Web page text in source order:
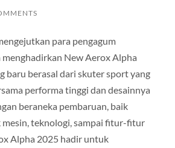
para pengagum
New Aerox Alpha
baru berasal dari skuter sport yang
performa tinggi dan desainnya
beraneka pembaruan, baik
mesin, teknologi, sampai fitur-fitur
Alpha 2025 hadir untuk